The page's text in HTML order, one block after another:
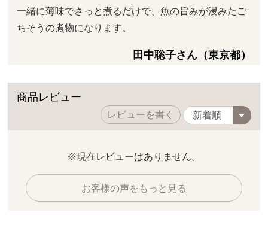
一緒に薄味でさっと煮るだけで、魚の旨みが浸みたご
ちそうの煮物になります。
田中聡子さん（東京都）
商品レビュー
レビューを書く
※現在レビューはありません。
お客様の声をもっと見る